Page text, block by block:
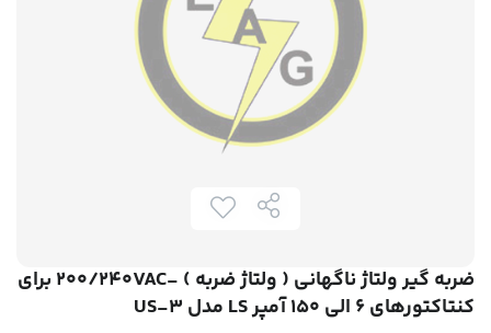
ضربه گیر ولتاژ ناگهانی ( ولتاژ ضربه ) -200/240VAC برای
کنتاکتورهای 6 الی 150 آمپر LS مدل US-3